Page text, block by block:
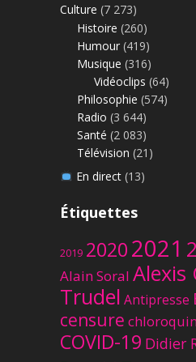
Culture (7 273)
Histoire (260)
Humour (419)
Musique (316)
Vidéoclips (64)
Philosophie (574)
Radio (3 644)
Santé (2 083)
Télévision (21)
En direct(13)
Étiquettes
2019 20202021
Alain Soral Alexis
Trudel Antipresse
censure
COVID-19 Didier